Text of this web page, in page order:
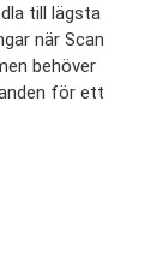
till lägsta
när Scan
behöver
för ett